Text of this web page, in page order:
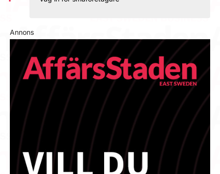
Annons